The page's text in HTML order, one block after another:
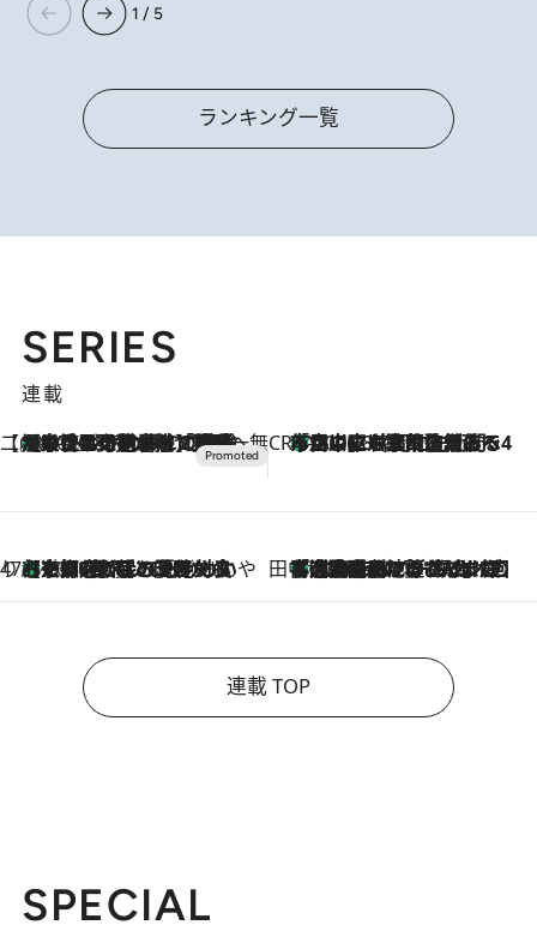
1 / 5
ランキング一覧
SERIES
連載
【CREA×星野リゾート】唯一無二。癒しと発見が待つ場所へ
2026.8.7
【トンボの足水浴】ヒノキの香りに包まれて涼感マックス！約13℃の湧水かけ流しを避暑地「星野温泉 トンボの湯」で体験 CREA'S CHOICE
2026.8.7
「立川にも歌舞伎があるんだよ」 片岡仁左衛門・市川中車ら豪華座組みで4年目の立川立飛歌舞伎へ
47都道府県の手みやげ ひんやりスイーツで夏を満喫
2026.8.7
【京都府】この夏絶対食べたい 冷やしておいしいおやつ3選 ひと口目から心を掴む新緑のテリーヌ 田中稲の勝手に再ブーム
2026.8.7
「湘南乃風に憧れて」観客大盛上がりの“タオル回し”に、ラッパー顔負けの高速歌唱まで…さだまさし（74）のアグレッシブすぎる現在地
連載 TOP
SPECIAL